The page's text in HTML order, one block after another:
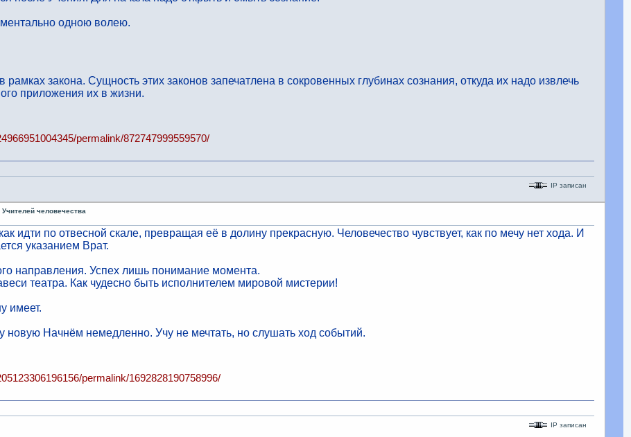
одною волею.
рамках закона. Сущность этих законов запечатлена в сокровенных глубинах сознания, откуда их надо извлечь
приложения их в жизни.
permalink/872747999559570/
IP записан
человечества
идти по отвесной скале, превращая её в долину прекрасную. Человечество чувствует, как по мечу нет хода. И
указанием Врат.
направления. Успех лишь понимание момента.
театра. Как чудесно быть исполнителем мировой мистерии!
имеет.
новую Начнём немедленно. Учу не мечтать, но слушать ход событий.
permalink/1692828190758996/
IP записан